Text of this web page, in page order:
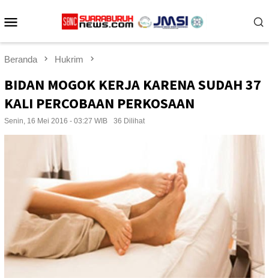
ke
Beranda Hukrim
BIDAN MOGOK KERJA KARENA SUDAH 37
KALI PERCOBAAN PERKOSAAN
Senin, 16 Mei 2016 - 03:27 WIB 36 Dilihat